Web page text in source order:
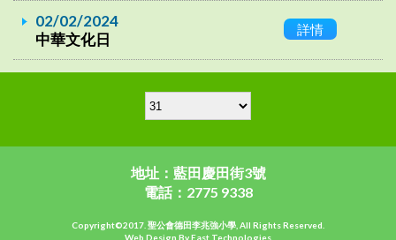
02/02/2024
中華文化日
詳情
地址：藍田慶田街3號
電話：2775 9338
Copyright©2017. 聖公會德田李兆強小學, All Rights Reserved.
Web Design By East Technologies